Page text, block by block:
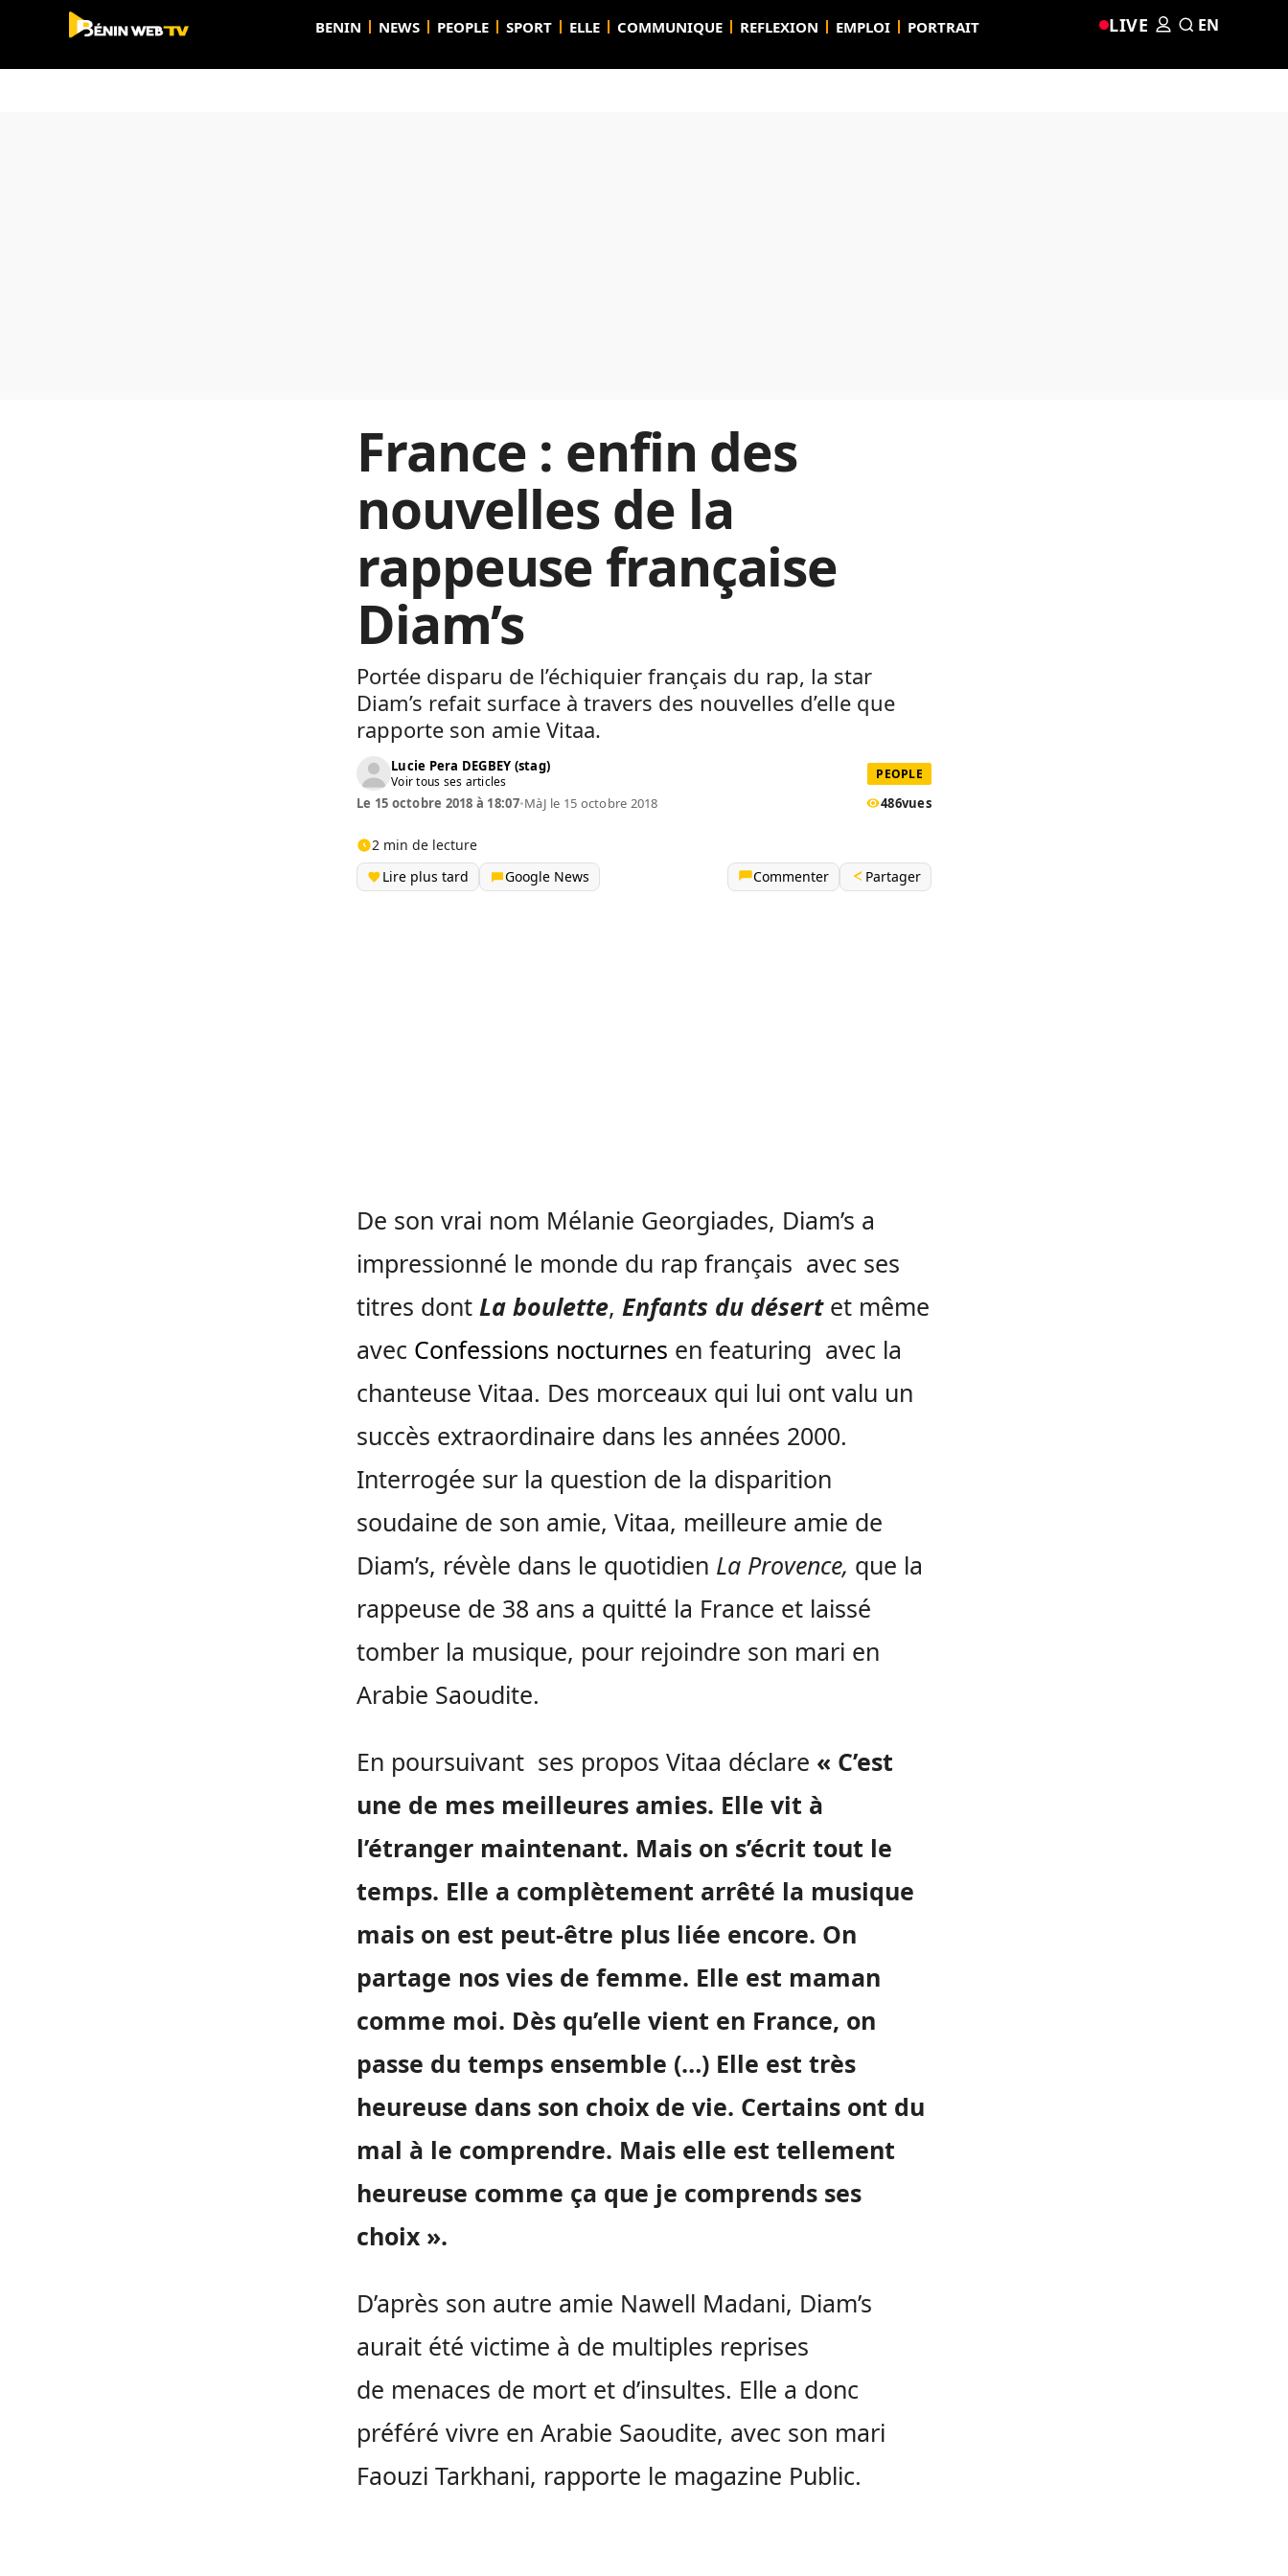
BENIN NEWS PEOPLE SPORT ELLE COMMUNIQUE REFLEXION EMPLOI PORTRAIT LIVE EN
France : enfin des
nouvelles de la
rappeuse française
Diam’s
Portée disparu de l’échiquier français du rap, la star
Diam’s refait surface à travers des nouvelles d’elle que
rapporte son amie Vitaa.
Lucie Pera DEGBEY (stag)
Voir tous ses articles PEOPLE
Le 15 octobre 2018 à 18:07•MàJ le 15 octobre 2018 486vues
2 min de lecture
Lire plus tard
Google News Commenter Partager
De son vrai nom Mélanie Georgiades, Diam’s a
impressionné le monde du rap français avec ses
titres dont La boulette, Enfants du désertet même
avec Confessions nocturnes en featuring avec la
chanteuse Vitaa. Des morceaux qui lui ont valu un
succès extraordinaire dans les années 2000.
Interrogée sur la question de la disparition
soudaine de son amie, Vitaa, meilleure amie de
Diam’s, révèle dans le quotidien La Provence, que la
rappeuse de 38 ans a quitté la France et laissé
tomber la musique, pour rejoindre son mari en
Arabie Saoudite.
En poursuivant ses propos Vitaa déclare « C’est
une de mes meilleures amies. Elle vit à
l’étranger maintenant. Mais on s’écrit tout le
temps. Elle a complètement arrêté la musique
mais on est peut-être plus liée encore. On
partage nos vies de femme. Elle est maman
comme moi. Dès qu’elle vient en France, on
passe du temps ensemble (…) Elle est très
heureuse dans son choix de vie. Certains ont du
mal à le comprendre. Mais elle est tellement
heureuse comme ça que je comprends ses
choix ».
D’après son autre amie Nawell Madani, Diam’s
aurait été victime à de multiples reprises
de menaces de mort et d’insultes. Elle a donc
préféré vivre en Arabie Saoudite, avec son mari
Faouzi Tarkhani, rapporte le magazine Public.